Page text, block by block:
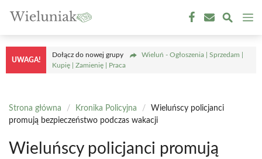
treści
UWAGA!
Dołącz do nowej grupy
Wieluń - Ogłoszenia | Sprzedam |
Kupię | Zamienię | Praca
Strona główna / Kronika Policyjna /
Wieluńscy policjanci
promują bezpieczeństwo podczas wakacji
Wieluńscy policjanci promują